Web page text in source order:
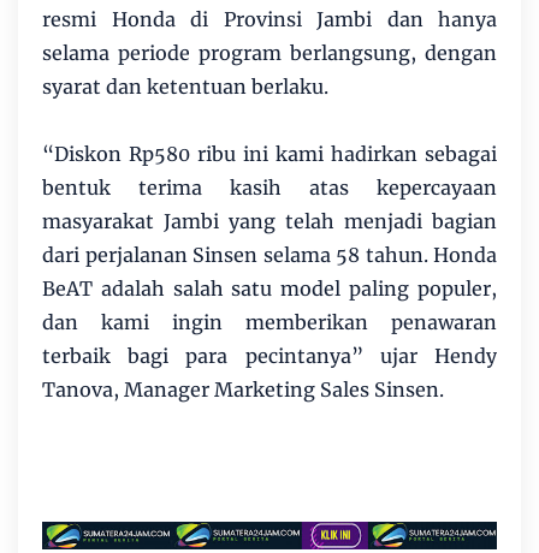
resmi Honda di Provinsi Jambi dan hanya
selama periode program berlangsung, dengan
syarat dan ketentuan berlaku.
“Diskon Rp580 ribu ini kami hadirkan sebagai
bentuk terima kasih atas kepercayaan
masyarakat Jambi yang telah menjadi bagian
dari perjalanan Sinsen selama 58 tahun. Honda
BeAT adalah salah satu model paling populer,
dan kami ingin memberikan penawaran
terbaik bagi para pecintanya” ujar Hendy
Tanova, Manager Marketing Sales Sinsen.